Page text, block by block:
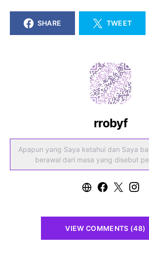
SHARE TWEET
rrobyf
Apapun yang Saya ketahui dan Saya
berawal dari masa yang disebut
VIEW COMMENTS (48)